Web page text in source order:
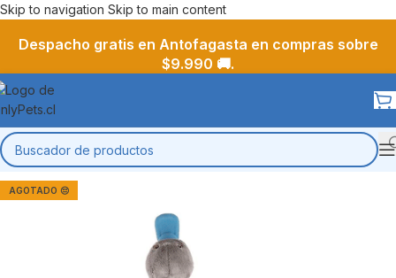
Skip to navigation Skip to main content
Despacho gratis en Antofagasta en compras sobre
$9.990 🚚.
AGOTADO 😔